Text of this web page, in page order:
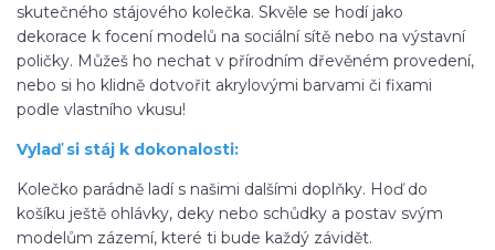
skutečného stájového kolečka. Skvěle se hodí jako
dekorace k focení modelů na sociální sítě nebo na výstavní
poličky. Můžeš ho nechat v přírodním dřevěném provedení,
nebo si ho klidně dotvořit akrylovými barvami či fixami
podle vlastního vkusu!
Vylaď si stáj k dokonalosti:
Kolečko parádně ladí s našimi dalšími doplňky. Hoď do
košíku ještě ohlávky, deky nebo schůdky a postav svým
modelům zázemí, které ti bude každý závidět.